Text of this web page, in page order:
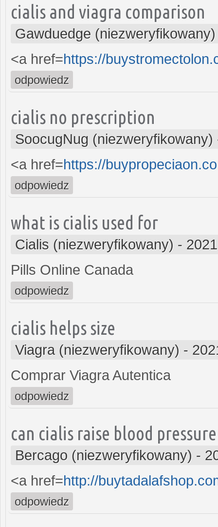
cialis and viagra comparison
Gawduedge (niezweryfikowany)
<a href=https://
odpowiedz
cialis no prescription
SoocugNug (niezweryfikowany)
<a href=https://
odpowiedz
what is cialis used for
Cialis (niezweryfikowany) -
Pills Online Canada
odpowiedz
cialis helps size
Viagra (niezweryfikowany) -
Comprar Viagra Autentica
odpowiedz
can cialis raise blood pressure
Bercago (niezweryfikowany) -
<a href=http://
odpowiedz